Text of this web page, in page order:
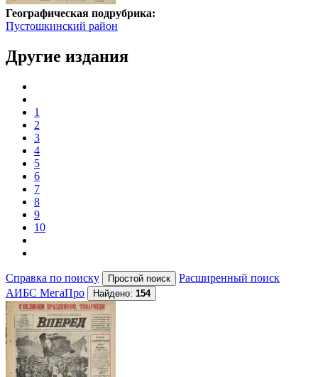
Географическая подрубрика:
Пустошкинский район
Другие издания
1
2
3
4
5
6
7
8
9
10
Справка по поиску
Расширенный поиск
АИБС МегаПро
Найдено: 154